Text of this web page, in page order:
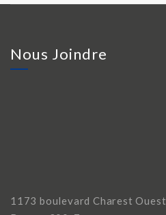
Nous Joindre
1173 boulevard Charest Ouest